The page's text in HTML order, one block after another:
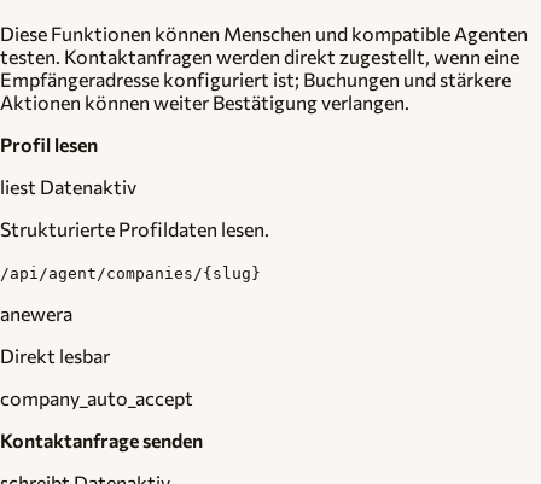
Diese Funktionen können Menschen und kompatible Agenten
testen. Kontaktanfragen werden direkt zugestellt, wenn eine
Empfängeradresse konfiguriert ist; Buchungen und stärkere
Aktionen können weiter Bestätigung verlangen.
Profil lesen
liest Datenaktiv
Strukturierte Profildaten lesen.
/api/agent/companies/{slug}
anewera
Direkt lesbar
company_auto_accept
Kontaktanfrage senden